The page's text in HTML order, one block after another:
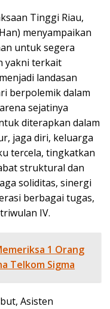
Tinggi Riau,
menyampaikan
untuk segera
yakni terkait
landasan
berpolemik dalam
sejatinya
diterapkan dalam
jaga diri, keluarga
tercela, tingkatkan
struktural dan
soliditas, sinergi
berbagai tugas,
IV.
1 Orang
Telkom Sigma
Asisten